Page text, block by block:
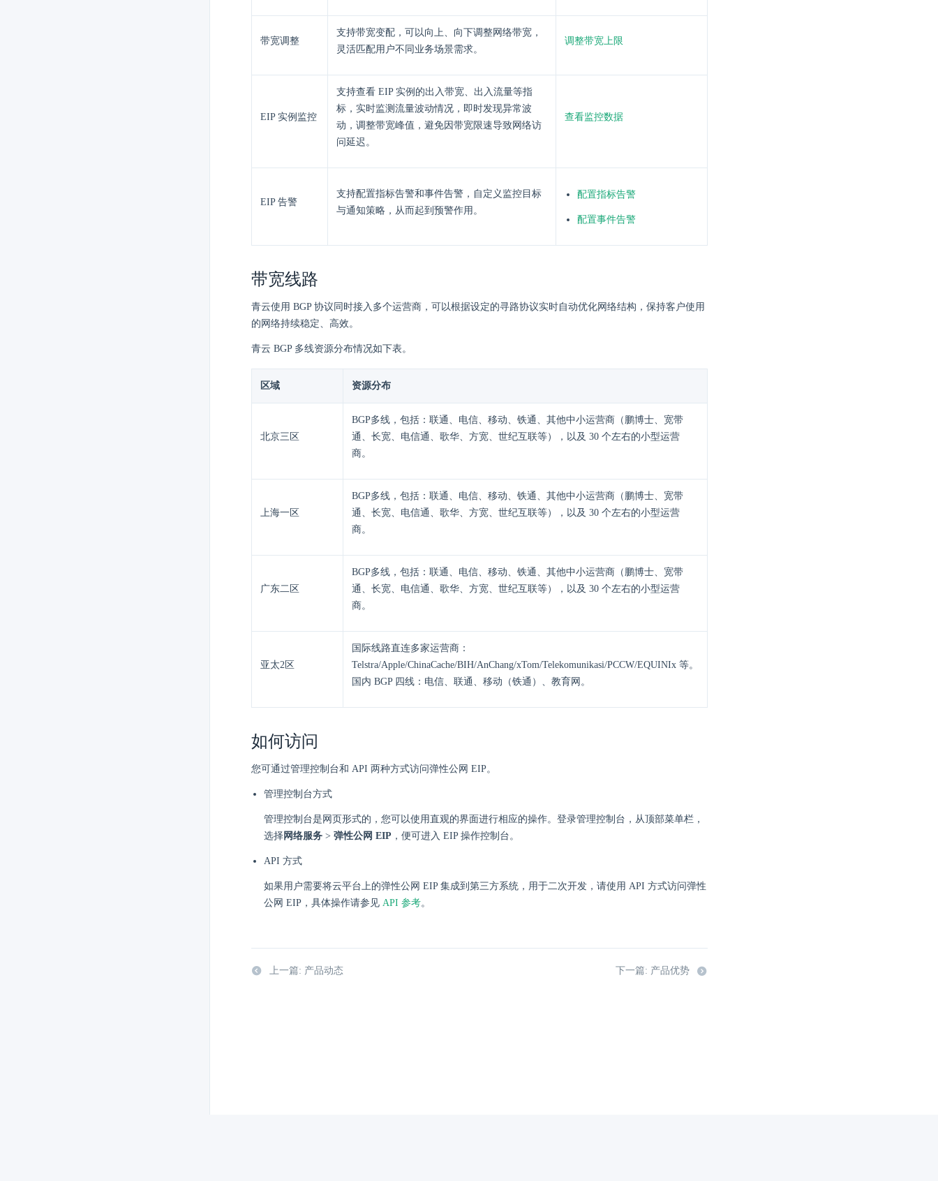
带宽调整
支持带宽变配，可以向上、向下调整网络带宽，
灵活匹配用户不同业务场景需求。
调整带宽上限
EIP 实例监控
支持查看 EIP 实例的出入带宽、出入流量等指
标，实时监测流量波动情况，即时发现异常波
动，调整带宽峰值，避免因带宽限速导致网络访
问延迟。
查看监控数据
EIP 告警
支持配置指标告警和事件告警，自定义监控目标
与通知策略，从而起到预警作用。
配置指标告警
配置事件告警
带宽线路
青云使用 BGP 协议同时接入多个运营商，可以根据设定的寻路协议实时自动优化网络结构，保持客户使用
的网络持续稳定、高效。
青云 BGP 多线资源分布情况如下表。
区域 资源分布
北京三区
BGP多线，包括：联通、电信、移动、铁通、其他中小运营商（鹏博士、宽带
通、长宽、电信通、歌华、方宽、世纪互联等），以及 30 个左右的小型运营
商。
上海一区
BGP多线，包括：联通、电信、移动、铁通、其他中小运营商（鹏博士、宽带
通、长宽、电信通、歌华、方宽、世纪互联等），以及 30 个左右的小型运营
商。
广东二区
BGP多线，包括：联通、电信、移动、铁通、其他中小运营商（鹏博士、宽带
通、长宽、电信通、歌华、方宽、世纪互联等），以及 30 个左右的小型运营
商。
亚太2区
国际线路直连多家运营商：
Telstra/Apple/ChinaCache/BIH/AnChang/xTom/Telekomunikasi/PCCW/EQUINIx 等。
国内 BGP 四线：电信、联通、移动（铁通）、教育网。
如何访问
您可通过管理控制台和 API 两种方式访问弹性公网 EIP。
管理控制台方式
管理控制台是网页形式的，您可以使用直观的界面进行相应的操作。登录管理控制台，从顶部菜单栏，
选择网络服务 > 弹性公网 EIP ，便可进入 EIP 操作控制台。
API 方式
如果用户需要将云平台上的弹性公网 EIP 集成到第三方系统，用于二次开发，请使用 API 方式访问弹性
公网 EIP，具体操作请参见 API 参考。
上一篇: 产品动态 下一篇: 产品优势